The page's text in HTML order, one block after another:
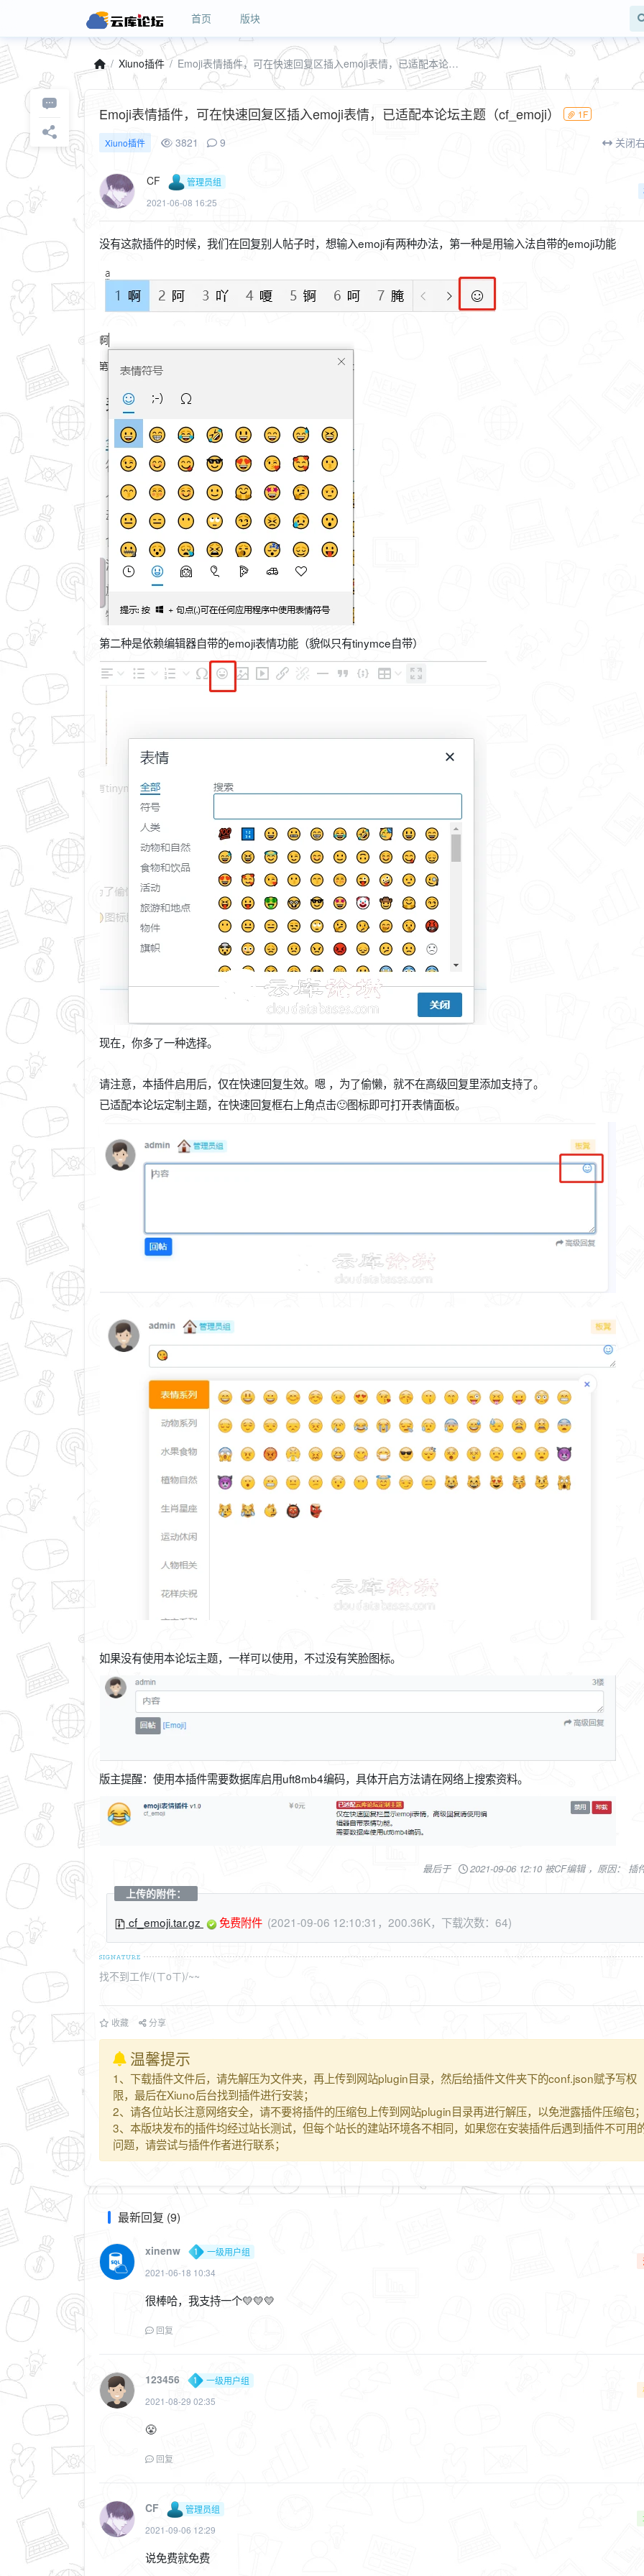
首页 版块
Xiuno插件 Emoji表情插件，可在快速回复区插入emoji表情，已适配本论坛主题（cf_emoji）
Emoji表情插件，可在快速回复区插入emoji表情，已适配本论坛主题（cf_emoji） 1F
Xiuno插件 3821 9 关闭
CF
管理员组
2021-06-08 16:25
没有这款插件的时候，我们在回复别人帖子时，想输入emoji有两种办法，第一种是用输入法自带的emoji功能
第二种是依赖编辑器自带的emoji表情功能（貌似只有tinymce自带）
现在，你多了一种选择。
请注意，本插件启用后，仅在快速回复生效。嗯 ，为了偷懒，就不在高级回复里添加支持了。
已适配本论坛定制主题，在快速回复框右上角点击🙂图标即可打开表情面板。
如果没有使用本论坛主题，一样可以使用，不过没有笑脸图标。
版主提醒：使用本插件需要数据库启用uft8mb4编码，具体开启方法请在网络上搜索资料。
最后于 2021-09-06 12:10 被CF编辑 ，原因： 插
上传的附件：
cf_emoji.tar.gz 免费附件 (2021-09-06 12:10:31，200.36K，下载次数：64)
找不到工作/(ㄒoㄒ)/~~
收藏 分享
温馨提示
1、下载插件文件后，请先解压为文件夹，再上传到网站plugin目录，然后给插件文件夹下的conf.json赋予写权
限，最后在Xiuno后台找到插件进行安装；
2、请各位站长注意网络安全，请不要将插件的压缩包上传到网站plugin目录再进行解压，以免泄露插件压缩包
3、本版块发布的插件均经过站长测试，但每个站长的建站环境各不相同，如果您在安装插件后遇到插件不可用
问题，请尝试与插件作者进行联系；
最新回复 (9)
xinenw
一级用户组
2021-06-18 10:34
很棒哈，我支持一个💛💛💛
回复
123456
一级用户组
2021-08-29 02:35
😤
回复
CF
管理员组
2021-09-06 12:29
说免费就免费